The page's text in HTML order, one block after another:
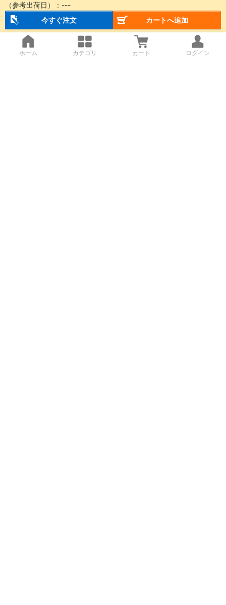
（参考出荷日）：---
今すぐ注文
カートへ追加
ホーム カテゴリ カート ログイン